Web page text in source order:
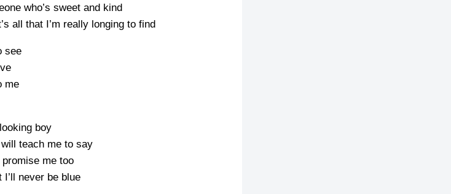
who’s sweet and kind
all that I’m really longing to find
see
me
boy
teach me to say
promise me too
never be blue